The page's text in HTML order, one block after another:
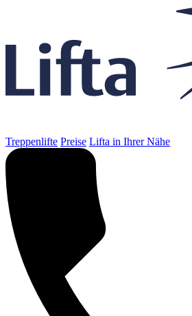
Treppenlifte Preise Lifta in Ihrer Nähe